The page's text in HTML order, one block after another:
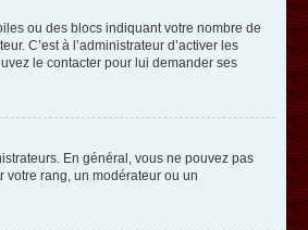
ou des blocs indiquant votre nombre de
C’est à l’administrateur d’activer les
le contacter pour lui demander ses
En général, vous ne pouvez pas
votre rang, un modérateur ou un